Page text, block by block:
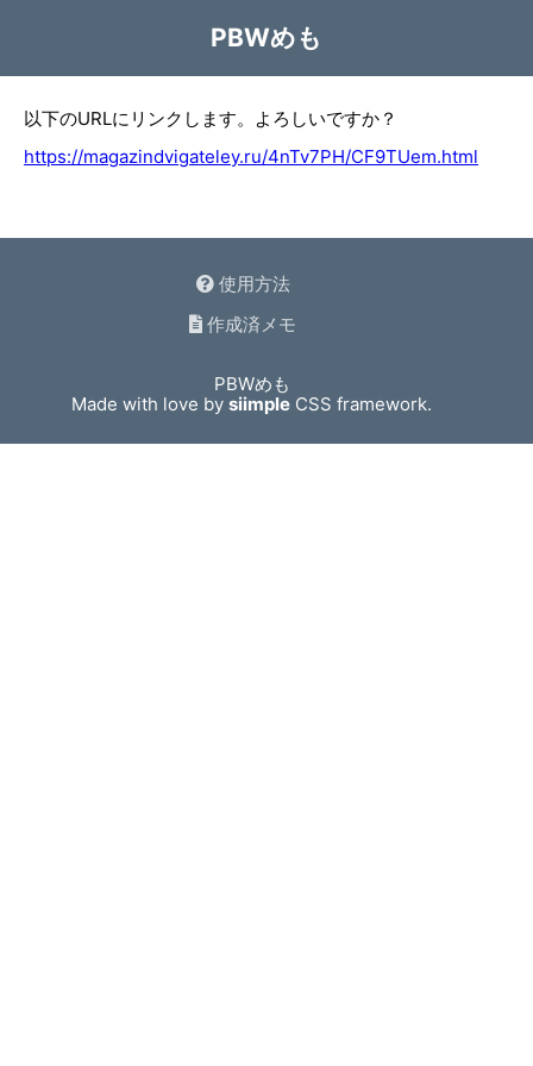
PBWめも
以下のURLにリンクします。よろしいですか？
https://magazindvigateley.ru/4nTv7PH/CF9TUem.html
使用方法
作成済メモ
PBWめも
Made with love bysiimple CSS framework.